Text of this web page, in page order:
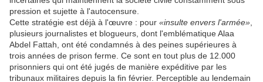
pression et sujette à l'autocensure.
Cette stratégie est déjà à l'œuvre : pour «insulte envers l'armée»
plusieurs journalistes et blogueurs, dont l'emblématique Alaa
Abdel Fattah, ont été condamnés à des peines supérieures à
trois années de prison ferme. Ce sont en tout plus de 12.000
prisonniers qui ont été jugés de manière expéditive par les
tribunaux militaires depuis la fin février. Perceptible au lendemain